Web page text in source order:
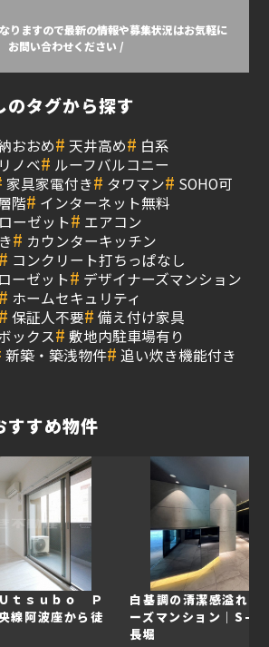
りますので最新の情報や募集状況はお気軽に
お問い合わせください /
のタグから探す
おおめ# 天井高め# 白系
リノベ# ルーフバルコニー
家具家電付き# タワマン# SOHO可
階# インターネット無料
ーゼット# エアコン
# カウンターキッチン
# コンクリート打ちっぱなし
ーゼット# デザイナーズマンション
# ホームセキュリティ
# 保証人不要# 備え付け家具
ックス# 敷地内駐車場有り
新築・築浅物件# 追い炊き機能付き
すすめ物件
ｔｓｕｂｏ Ｐ
線阿波座から徒
白基調の清潔感溢れる
ーズマンション｜S-
長堀